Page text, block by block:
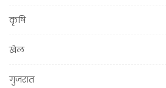
कृषि
खेल
गुजरात